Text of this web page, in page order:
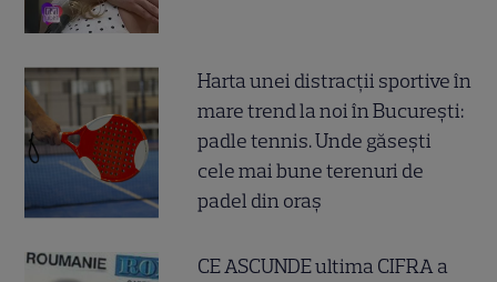
Harta unei distracții sportive în
mare trend la noi în București:
padle tennis. Unde găsești
cele mai bune terenuri de
padel din oraș
CE ASCUNDE ultima CIFRA a